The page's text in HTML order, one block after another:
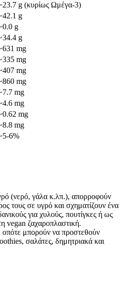
g (κυρίως Ωμέγα-3)
g
g
g
mg
mg
mg
mg
mg
mg
mg
mg
6%
(νερό, γάλα κ.λπ.), απορροφούν
τους σε υγρό και σχηματίζουν ένα
για χυλούς, πουτίγκες ή ως
vegan ζαχαροπλαστική.
μπορούν να προστεθούν
σαλάτες, δημητριακά και